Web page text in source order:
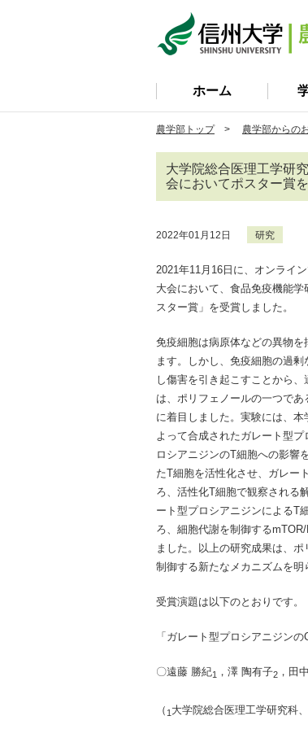
ホーム
農学部トップ> 農学部からの
大学院総合医理工学研
会においてポスター賞
2022年01月12日 研究
2021年11月16日に、オンライ
大会において、食品免疫機能
スター賞」を受賞しました。
免疫細胞は病原体などの異物
ます。しかし、免疫細胞の過
し傷害を引き起こすことから
は、ポリフェノールの一つで
に着目しました。実験には、
よって合成されたガレート型
ロシアニジンのT細胞への影響
たT細胞を活性化させ、ガレー
ろ、活性化T細胞で観察される
ート型プロシアニジンによるT
ろ、細胞代謝を制御する
ました。以上の研究成果は、
制御する新たなメカニズムを明
受賞演題は以下のとおりです。
「ガレート型プロシアニジン
〇遠藤 勝紀1 ，澤 陶有子2 ，田
（ 1 大学院総合医理工学研究科、